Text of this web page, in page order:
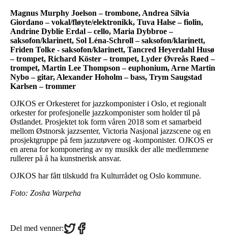
Magnus Murphy Joelson – trombone, Andrea Silvia
Giordano – vokal/fløyte/elektronikk, Tuva Halse – fiolin,
Andrine Dyblie Erdal – cello, Maria Dybbroe –
saksofon/klarinett, Sol Léna-Schroll – saksofon/klarinett,
Friden Tolke - saksofon/klarinett, Tancred Heyerdahl Husø
– trompet, Richard Köster – trompet, Lyder Øvreås Røed –
trompet, Martin Lee Thompson – euphonium, Arne Martin
Nybo – gitar, Alexander Hoholm – bass, Trym Saugstad
Karlsen – trommer
OJKOS er Orkesteret for jazzkomponister i Oslo, et regionalt
orkester for profesjonelle jazzkomponister som holder til på
Østlandet. Prosjektet tok form våren 2018 som et samarbeid
mellom Østnorsk jazzsenter, Victoria Nasjonal jazzscene og en
prosjektgruppe på fem jazzutøvere og -komponister. OJKOS er
en arena for komponering av ny musikk der alle medlemmene
rullerer på å ha kunstnerisk ansvar.
OJKOS har fått tilskudd fra Kulturrådet og Oslo kommune.
Foto: Zosha Warpeha
Del med venner:Share
on
Share
on